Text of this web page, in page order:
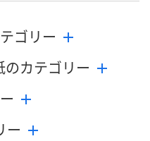
ゴリー
カテゴリー
ー